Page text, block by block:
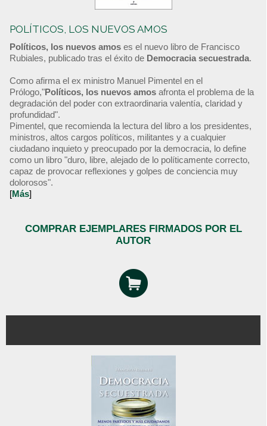
POLÍTICOS, LOS NUEVOS AMOS
Políticos, los nuevos amos es el nuevo libro de Francisco
Rubiales, publicado tras el éxito de Democracia secuestrada.
Como afirma el ex ministro Manuel Pimentel en el
Prólogo,"Políticos, los nuevos amos afronta el problema de la
degradación del poder con extraordinaria valentía, claridad y
profundidad".
Pimentel, que recomienda la lectura del libro a los presidentes,
ministros, altos cargos políticos, militantes y a cualquier
ciudadano inquieto y preocupado por la democracia, lo define
como un libro "duro, libre, alejado de lo políticamente correcto,
capaz de provocar reflexiones y golpes de conciencia muy
dolorosos".
[Más]
COMPRAR EJEMPLARES FIRMADOS POR EL
AUTOR